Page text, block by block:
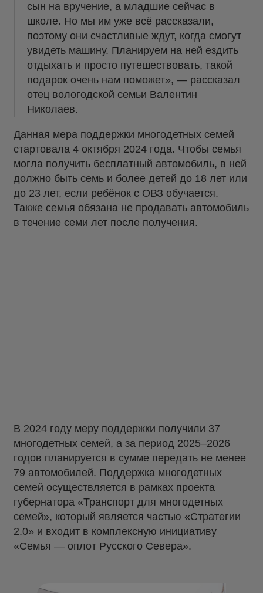
сын на вручение, а младшие сейчас в
школе. Но мы им уже всё рассказали,
поэтому они счастливые ждут, когда смогут
увидеть машину. Планируем на ней ездить
отдыхать и просто путешествовать, такой
подарок очень нам поможет», — рассказал
отец вологодской семьи Валентин
Николаев.
Данная мера поддержки многодетных семей
стартовала 4 октября 2024 года. Чтобы семья
могла получить бесплатный автомобиль, в ней
должно быть семь и более детей до 18 лет или
до 23 лет, если ребёнок с ОВЗ обучается.
Также семья обязана не продавать автомобиль
в течение семи лет после получения.
В 2024 году меру поддержки получили 37
многодетных семей, а за период 2025–2026
годов планируется в сумме передать не менее
79 автомобилей. Поддержка многодетных
семей осуществляется в рамках проекта
губернатора «Транспорт для многодетных
семей», который является частью «Стратегии
2.0» и входит в комплексную инициативу
«Семья — оплот Русского Севера».